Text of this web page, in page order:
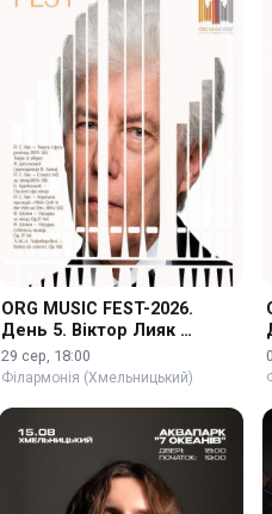
ORG MUSIC FEST-2026.
День 5. Віктор Лияк …
29 сер, 18:00
Філармонія (Хмельницький)